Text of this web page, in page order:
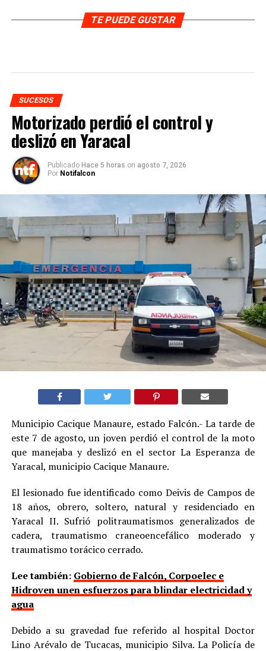
TE PUEDE GUSTAR
SUCESOS
Motorizado perdió el control y
deslizó en Yaracal
Publicado Hace 5 horas on agosto 7, 2026
Por Notifalcon
Municipio Cacique Manaure, estado Falcón.- La tarde de
este 7 de agosto, un joven perdió el control de la moto
que manejaba y deslizó en el sector La Esperanza de
Yaracal, municipio Cacique Manaure.
El lesionado fue identificado como Deivis de Campos de
18 años, obrero, soltero, natural y residenciado en
Yaracal II. Sufrió politraumatismos generalizados de
cadera, traumatismo craneoencefálico moderado y
traumatismo torácico cerrado.
Lee también: Gobierno de Falcón, Corpoelec e
Hidroven unen esfuerzos para blindar electricidad y
agua
Debido a su gravedad fue referido al hospital Doctor
Lino Arévalo de Tucacas, municipio Silva. La Policía de